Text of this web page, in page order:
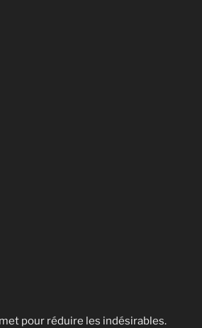
pour réduire les indésirables.